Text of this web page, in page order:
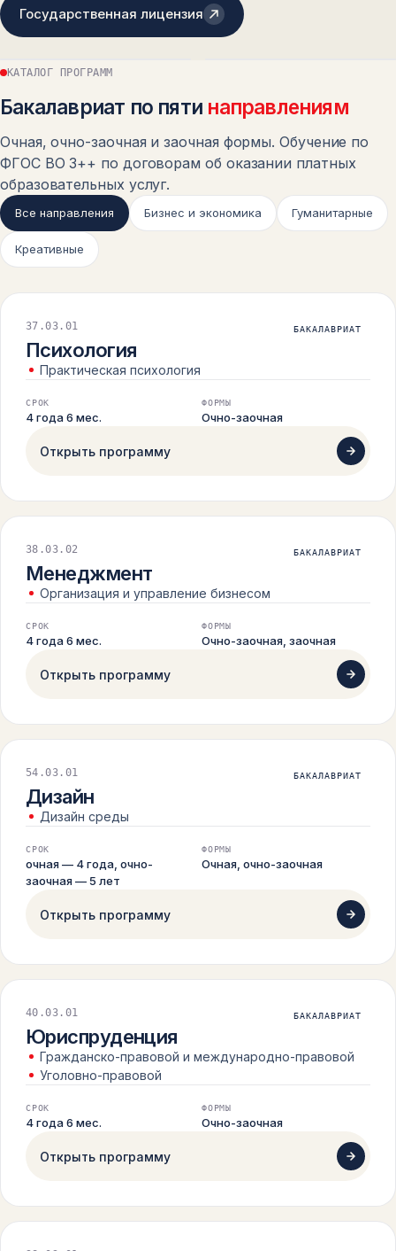
Государственная лицензия
ЛИЦЕНЗИЯ
КАТАЛОГ ПРОГРАММ
Бакалавриат по пяти направлениям
Очная, очно-заочная и заочная формы. Обучение по
ФГОС ВО 3++ по договорам об оказании платных
образовательных услуг.
Все направления Бизнес и экономика Гуманитарные
Креативные
37.03.01 БАКАЛАВРИАТ
Психология
Практическая психология
СРОК
4 года 6 мес.
ФОРМЫ
Очно-заочная
Открыть программу
38.03.02 БАКАЛАВРИАТ
Менеджмент
Организация и управление бизнесом
СРОК
4 года 6 мес.
ФОРМЫ
Очно-заочная, заочная
Открыть программу
54.03.01 БАКАЛАВРИАТ
Дизайн
Дизайн среды
СРОК
очная — 4 года, очно-
заочная — 5 лет
ФОРМЫ
Очная, очно-заочная
Открыть программу
40.03.01 БАКАЛАВРИАТ
Юриспруденция
Гражданско-правовой и международно-правовой
Уголовно-правовой
СРОК
4 года 6 мес.
ФОРМЫ
Очно-заочная
Открыть программу